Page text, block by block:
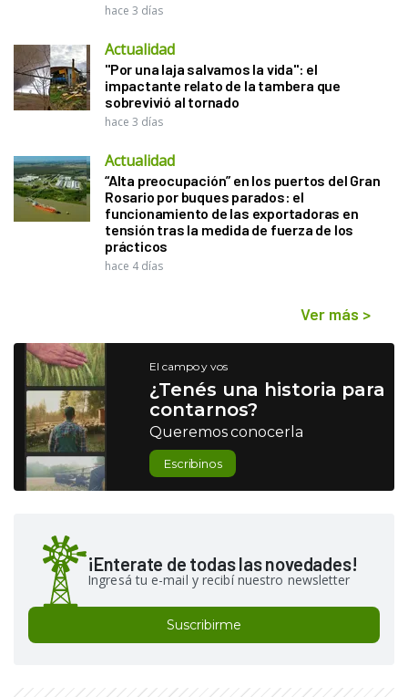
hace 3 días
Actualidad
"Por una laja salvamos la vida": el
impactante relato de la tambera que
sobrevivió al tornado
hace 3 días
Actualidad
“Alta preocupación” en los puertos del Gran
Rosario por buques parados: el
funcionamiento de las exportadoras en
tensión tras la medida de fuerza de los
prácticos
hace 4 días
Ver más >
El campo y vos
¿Tenés una historia para
contarnos?
Queremos conocerla
Escribinos
¡Enterate de todas las novedades!
Ingresá tu e-mail y recibí nuestro newsletter
Suscribirme